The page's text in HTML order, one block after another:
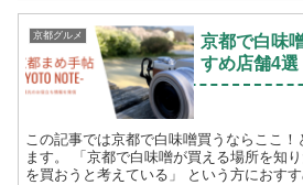
京都グルメ
京都で白味
すめ店舗4選
この記事では京都で白味噌買うならここ
ます。 「京都で白味噌が買える場所を知りたい」 「お土産に白味噌
を買おうと考えている」 という方におすすめです。以下の4店舗につ